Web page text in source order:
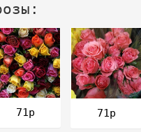
71р 71р